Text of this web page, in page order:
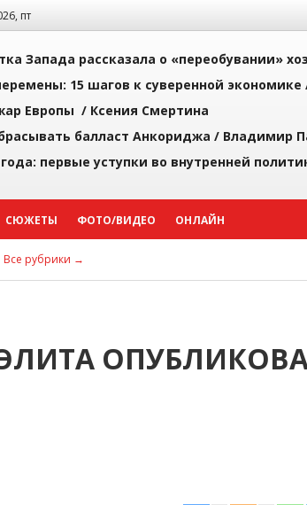
пт
Запада рассказала о «переобувании»
15 шагов к суверенной экономике
Европы / Ксения Смертина
балласт Анкориджа / Владимир
первые уступки во внутренней
СЮЖЕТЫ ФОТО/ВИДЕО ОНЛАЙН
Все рубрики →